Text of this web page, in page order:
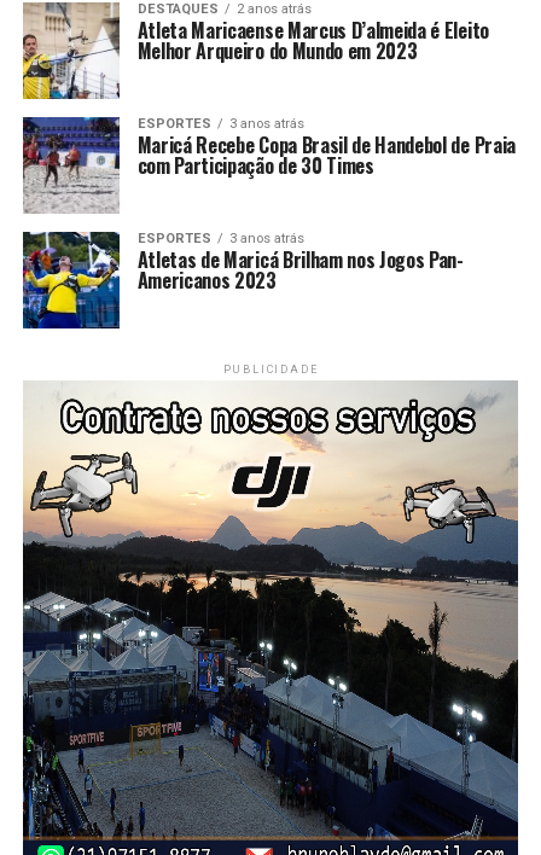
DESTAQUES 2 anos atrás
Atleta Maricaense Marcus D’almeida é Eleito
Melhor Arqueiro do Mundo em 2023
ESPORTES 3 anos atrás
Maricá Recebe Copa Brasil de Handebol de Praia
com Participação de 30 Times
ESPORTES 3 anos atrás
Atletas de Maricá Brilham nos Jogos Pan-
Americanos 2023
PUBLICIDADE